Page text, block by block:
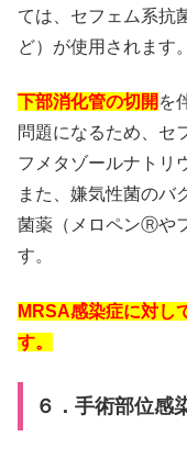
ては、セフェム系抗
ど）が使用されます。
下部消化管の切開 を
問題になるため、セ
フメタゾールナトリ
また、嫌気性菌のバ
菌薬（メロペンⓇや
す。
MRSA感染症に対し
す。
６．手術部位感